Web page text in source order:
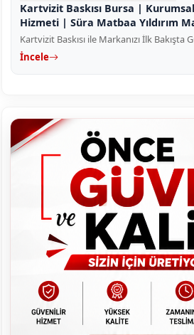
Kartvizit Baskısı Bursa |
Hizmeti | Süra Matbaa Yıldırım
Kartvizit Baskısı ile Markanızı İlk Bakışta
İncele